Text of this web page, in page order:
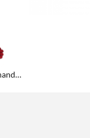
Schweißhandschuhe GeoTech kostenlos!